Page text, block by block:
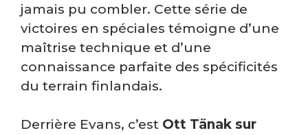
jamais pu combler. Cette série de
victoires en spéciales témoigne d’une
maîtrise technique et d’une
connaissance parfaite des spécificités
du terrain finlandais.
Derrière Evans, c’est Ott Tänak sur